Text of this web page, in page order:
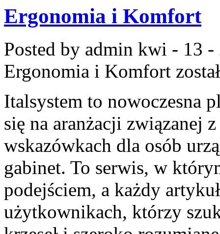
Ergonomia i Komfort
Posted by admin kwi - 13 -
Ergonomia i Komfort
Italsystem to nowoczesna
się na aranżacji związanej
wskazówkach dla osób
gabinet. To serwis, w
podejściem, a każdy
użytkownikach, którzy